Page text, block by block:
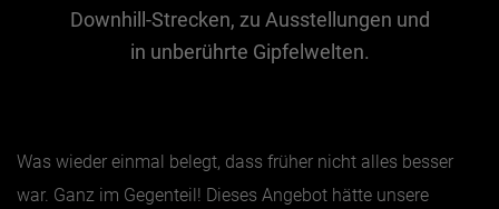
BEITRÄGE NACH MONAT
Downhill-Strecken, zu Ausstellungen und
in unberührte Gipfelwelten.
Was wieder einmal belegt, dass früher nicht alles besser
war. Ganz im Gegenteil! Dieses Angebot hätte unsere